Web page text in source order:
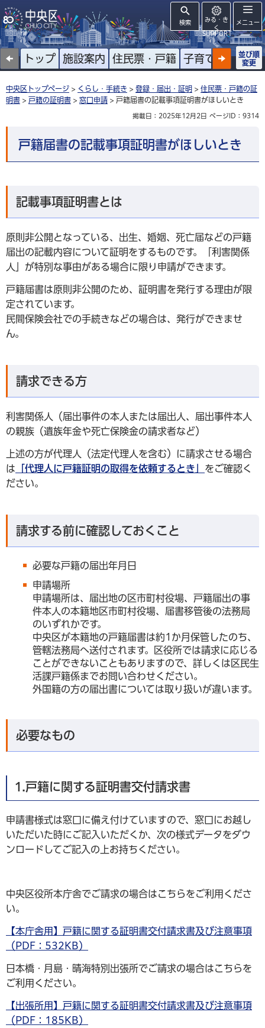
検索
みる・き
く
SUPPORT
メニュー
トップ 施設案内 住民票・戸籍 子育て 高齢者
並び順
変更
中央区トップページ > くらし・手続き > 登録・届出・証明 > 住民票・戸籍の証
明書 > 戸籍の証明書 > 窓口申請 > 戸籍届書の記載事項証明書がほしいとき
掲載日：2025年12月2日 ページID：9314
戸籍届書の記載事項証明書がほしいとき
記載事項証明書とは
原則非公開となっている、出生、婚姻、死亡届などの戸籍
届出の記載内容について証明をするものです。「利害関係
人」が特別な事由がある場合に限り申請ができます。
戸籍届書は原則非公開のため、証明書を発行する理由が限
定されています。
民間保険会社での手続きなどの場合は、発行ができませ
ん。
請求できる方
利害関係人（届出事件の本人または届出人、届出事件本人
の親族（遺族年金や死亡保険金の請求者など）
上述の方が代理人（法定代理人を含む）に請求させる場合
は 「代理人に戸籍証明の取得を依頼するとき」 をご確認く
ださい。
請求する前に確認しておくこと
必要な戸籍の届出年月日
申請場所
申請場所は、届出地の区市町村役場、戸籍届出の事
件本人の本籍地区市町村役場、届書移管後の法務局
のいずれかです。
中央区が本籍地の戸籍届書は約1か月保管したのち、
管轄法務局へ送付されます。区役所では請求に応じる
ことができないこともありますので、詳しくは区民生
活課戸籍係までお問い合わせください。
外国籍の方の届出書については取り扱いが違います。
必要なもの
1.戸籍に関する証明書交付請求書
申請書様式は窓口に備え付けていますので、窓口にお越し
いただいた時にご記入いただくか、次の様式データをダウ
ンロードしてご記入の上お持ちください。
中央区役所本庁舎でご請求の場合はこちらをご利用くださ
い。
【本庁舎用】戸籍に関する証明書交付請求書及び注意事項
（PDF：532KB）
日本橋・月島・晴海特別出張所でご請求の場合はこちらを
ご利用ください。
【出張所用】戸籍に関する証明書交付請求書及び注意事項
（PDF：185KB）